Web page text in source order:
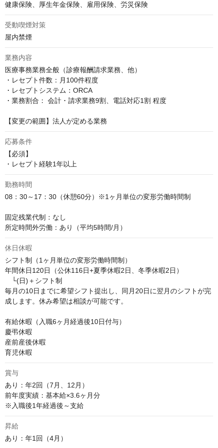
健康保険、厚生年金保険、雇用保険、労災保険
受動喫煙対策
屋内禁煙
業務内容
医療事務業務全般（診療報酬請求業務、他）
・レセプト件数：月100件程度
・レセプトシステム：ORCA
・業務割合： 会計・請求業務9割、電話対応1割 程度
【変更の範囲】法人が定める業務
応募条件
【必須】
・レセプト経験1年以上
勤務時間
08：30～17：30（休憩60分）※1ヶ月単位の変形労働時間制
固定残業代制：なし
所定時間外労働：あり（平均5時間/月）
休日休暇
シフト制（1ヶ月単位の変形労働時間制）
年間休日120日（公休116日+夏季休暇2日、冬季休暇2日）
└(日)＋シフト制
毎月の10日までに希望シフト提出し、同月20日に翌月のシフトが完
成します。休み希望は相談が可能です。
有給休暇（入職6ヶ月経過後10日付与）
慶弔休暇
産前産後休暇
育児休暇
賞与
あり：年2回（7月、12月）
前年度実績：基本給×3.6ヶ月分
※入職後1年経過後～支給
昇給
あり：年1回（4月）